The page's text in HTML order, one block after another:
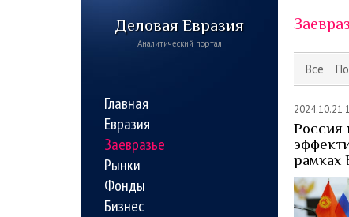
Деловая Евразия
Аналитический портал
Главная
Евразия
Заевразье
Рынки
Фонды
Бизнес
Все
2024.10.21
Россия